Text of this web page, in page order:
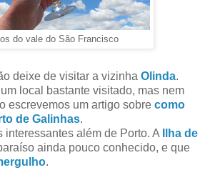
do vale do São Francisco
deixe de visitar a vizinha Olinda.
local bastante visitado, mas nem
escrevemos um artigo sobre como
de Galinhas.
interessantes além de Porto. A
Ilha de
ainda pouco conhecido, e que
.